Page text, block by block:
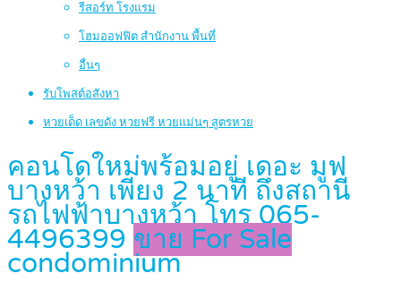
รีสอร์ท โรงแรม
โฮมออฟฟิต สำนักงาน พื้นที่
อื่นๆ
รับโพสต์อสังหา
หวยเด็ด เลขดัง หวยฟรี หวยแม่นๆ สูตรหวย
คอนโดใหม่พร้อมอยู่ เดอะ มูฟ
บางหว้า เพียง 2 นาที ถึงสถานี
รถไฟฟ้าบางหว้า โทร 065-
4496399 ขาย For Sale
condominium